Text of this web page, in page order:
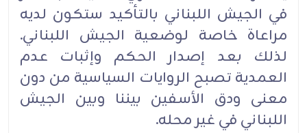
في الجيش اللبناني بالتأكيد ستكون لديه
مراعاة خاصة لوضعية الجيش اللبناني.
لذلك بعد إصدار الحكم وإثبات عدم
العمدية تصبح الروايات السياسية من دون
معنى ودق الأسفين بيننا وبين الجيش
اللبناني في غير محله.